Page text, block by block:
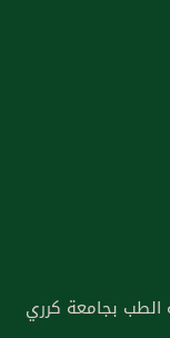
كلية الطب بجامعة كرري